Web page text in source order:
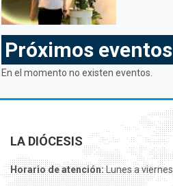
Próximos eventos
En el momento no existen eventos.
LA DIÓCESIS
Horario de atención:Lunes a viernes